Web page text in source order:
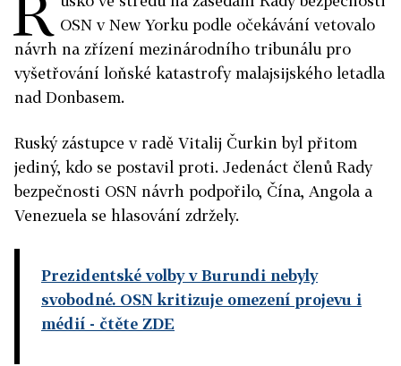
OSN v New Yorku podle očekávání vetovalo
návrh na zřízení mezinárodního tribunálu pro
vyšetřování loňské katastrofy malajsijského letadla
nad Donbasem.
Ruský zástupce v radě Vitalij Čurkin byl přitom
jediný, kdo se postavil proti. Jedenáct členů Rady
bezpečnosti OSN návrh podpořilo, Čína, Angola a
Venezuela se hlasování zdržely.
Prezidentské volby v Burundi nebyly
svobodné. OSN kritizuje omezení projevu i
médií - čtěte ZDE